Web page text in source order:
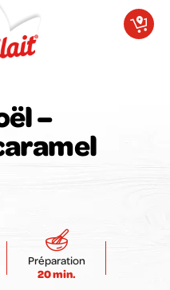
–
pour nous !
ici :
avis
Préparation
20 min.